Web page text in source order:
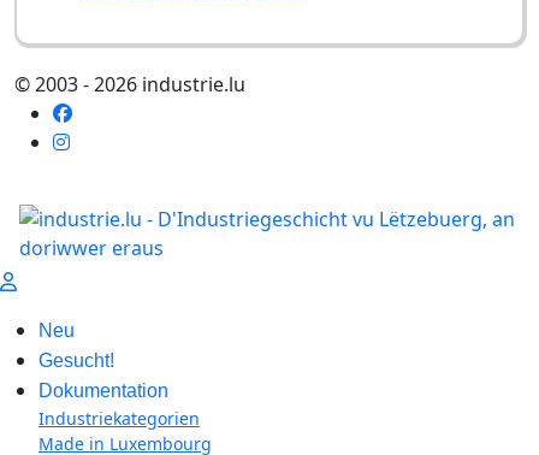
© 2003 - 2026 industrie.lu
Neu
Gesucht!
Dokumentation
Industriekategorien
Made in Luxembourg